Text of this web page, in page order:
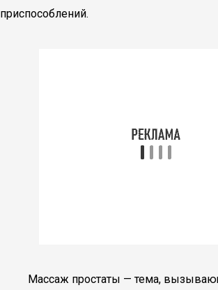
приспособлений.
Массаж простаты — тема,